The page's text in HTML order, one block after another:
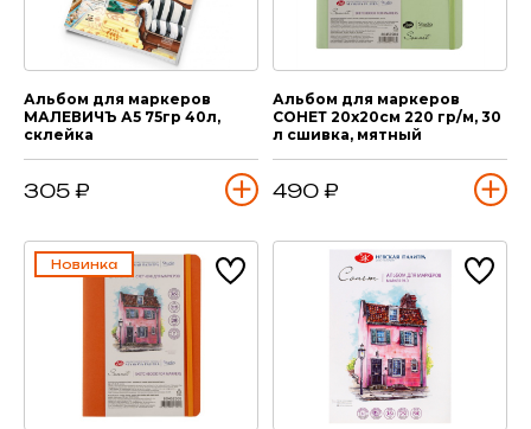
Альбом для маркеров
МАЛЕВИЧЪ А5 75гр 40л,
склейка
305 ₽
Альбом для маркеров
СОНЕТ 20х20см 220 гр/м, 30
л сшивка, мятный
490 ₽
Новинка